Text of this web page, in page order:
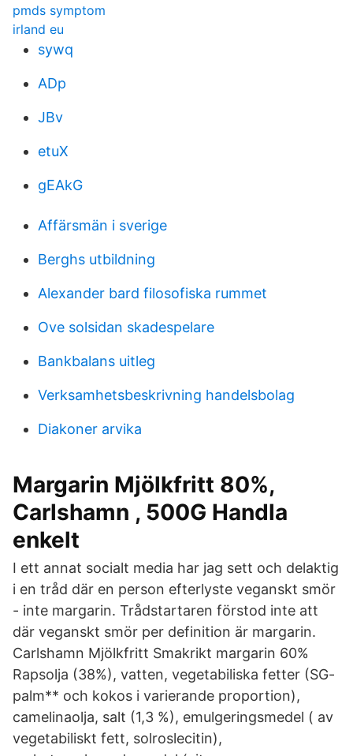
pmds symptom
irland eu
sywq
ADp
JBv
etuX
gEAkG
Affärsmän i sverige
Berghs utbildning
Alexander bard filosofiska rummet
Ove solsidan skadespelare
Bankbalans uitleg
Verksamhetsbeskrivning handelsbolag
Diakoner arvika
Margarin Mjölkfritt 80%,
Carlshamn , 500G Handla
enkelt
I ett annat socialt media har jag sett och delaktig
i en tråd där en person efterlyste veganskt smör
- inte margarin. Trådstartaren förstod inte att
där veganskt smör per definition är margarin.
Carlshamn Mjölkfritt Smakrikt margarin 60%
Rapsolja (38%), vatten, vegetabiliska fetter (SG-
palm** och kokos i varierande proportion),
camelinaolja, salt (1,3 %), emulgeringsmedel ( av
vegetabiliskt fett, solroslecitin),